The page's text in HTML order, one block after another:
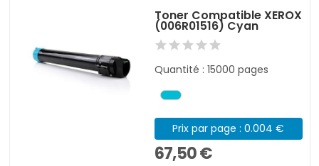
Toner Compatible XEROX
(006R01516) Cyan
Quantité : 15000 pages
Prix par page : 0.004 €
67,50 €